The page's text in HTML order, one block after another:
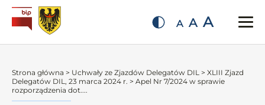
A A A
Strona główna > Uchwały ze Zjazdów Delegatów DIL > XLIII Zjazd
Delegatów DIL, 23 marca 2024 r. > Apel Nr 7/2024 w sprawie
rozporządzenia dot....